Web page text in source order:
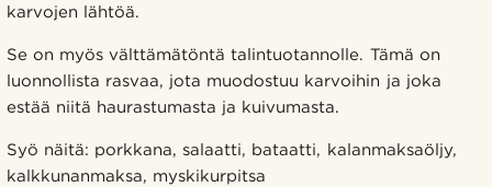
karvojen lähtöä.
Se on myös välttämätöntä talintuotannolle. Tämä on
luonnollista rasvaa, jota muodostuu karvoihin ja joka
estää niitä haurastumasta ja kuivumasta.
Syö näitä: porkkana, salaatti, bataatti, kalanmaksaöljy,
kalkkunanmaksa, myskikurpitsa